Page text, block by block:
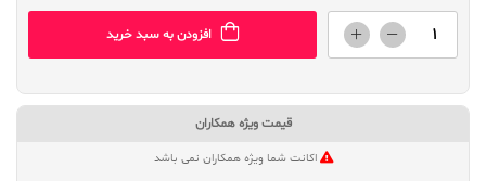
افزودن به سبد خرید
قیمت ویژه همکاران
اکانت شما ویژه همکاران نمی باشد